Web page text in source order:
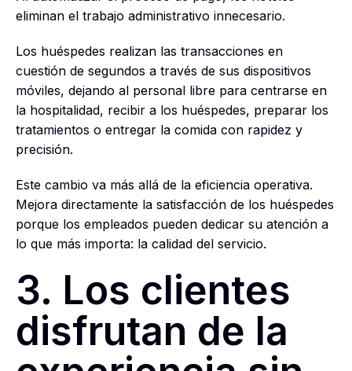
eliminan el trabajo administrativo innecesario.
Los huéspedes realizan las transacciones en
cuestión de segundos a través de sus dispositivos
móviles, dejando al personal libre para centrarse en
la hospitalidad, recibir a los huéspedes, preparar los
tratamientos o entregar la comida con rapidez y
precisión.
Este cambio va más allá de la eficiencia operativa.
Mejora directamente la satisfacción de los huéspedes
porque los empleados pueden dedicar su atención a
lo que más importa: la calidad del servicio.
3. Los clientes
disfrutan de la